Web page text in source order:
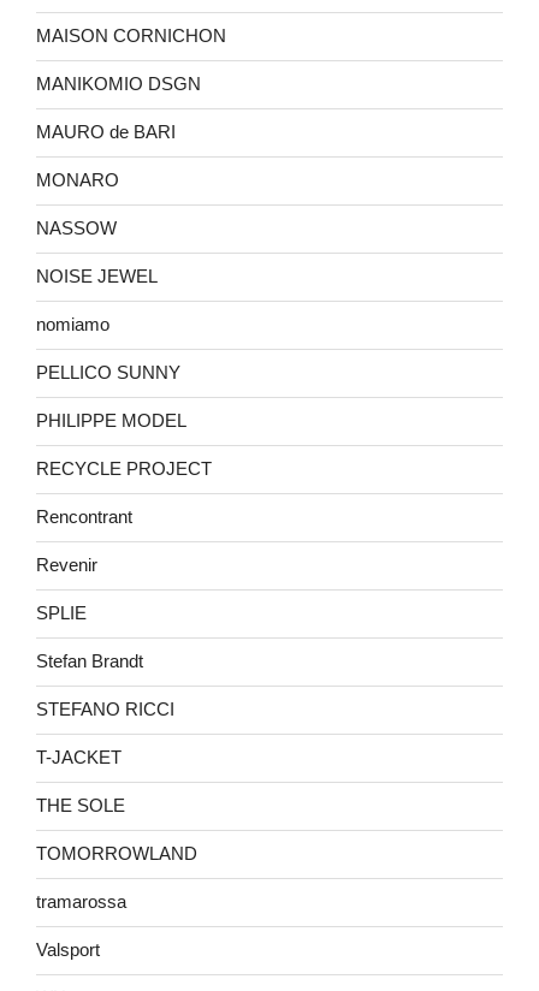
MAISON CORNICHON
MANIKOMIO DSGN
MAURO de BARI
MONARO
NASSOW
NOISE JEWEL
nomiamo
PELLICO SUNNY
PHILIPPE MODEL
RECYCLE PROJECT
Rencontrant
Revenir
SPLIE
Stefan Brandt
STEFANO RICCI
T-JACKET
THE SOLE
TOMORROWLAND
tramarossa
Valsport